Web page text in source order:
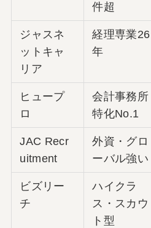
件超
ジャスネ
ットキャ
リア
経理専業26
年
ヒュープ
ロ
会計事務所
特化No.1
JAC Recr
uitment
外資・グロ
ーバル強い
ビズリー
チ
ハイクラ
ス・スカウ
ト型